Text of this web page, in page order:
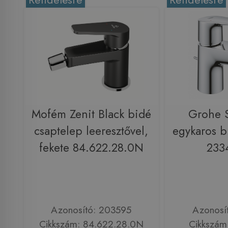
Mofém Zenit Black bidé
csaptelep leeresztővel,
fekete 84.622.28.0N
Azonosító: 203595
Cikkszám: 84.622.28.0N
Grohe
egykaros